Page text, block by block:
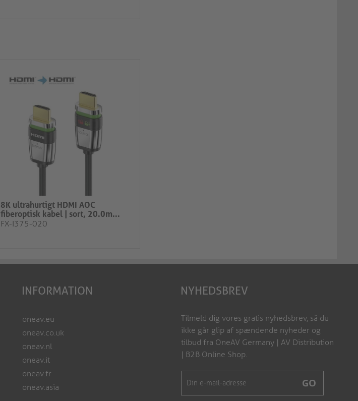
8K ultrahurtigt HDMI AOC
fiberoptisk kabel | sort, 20.0m​​​...
FX-I375-020
INFORMATION
oneav.eu
oneav.co.uk
oneav.nl
oneav.it
oneav.fr
oneav.asia
NYHEDSBREV
Tilmeld dig vores gratis nyhedsbrev, så du
ikke går glip af spændende nyheder og
tilbud fra OneAV Germany | AV Distribution
| B2B Online Shop.